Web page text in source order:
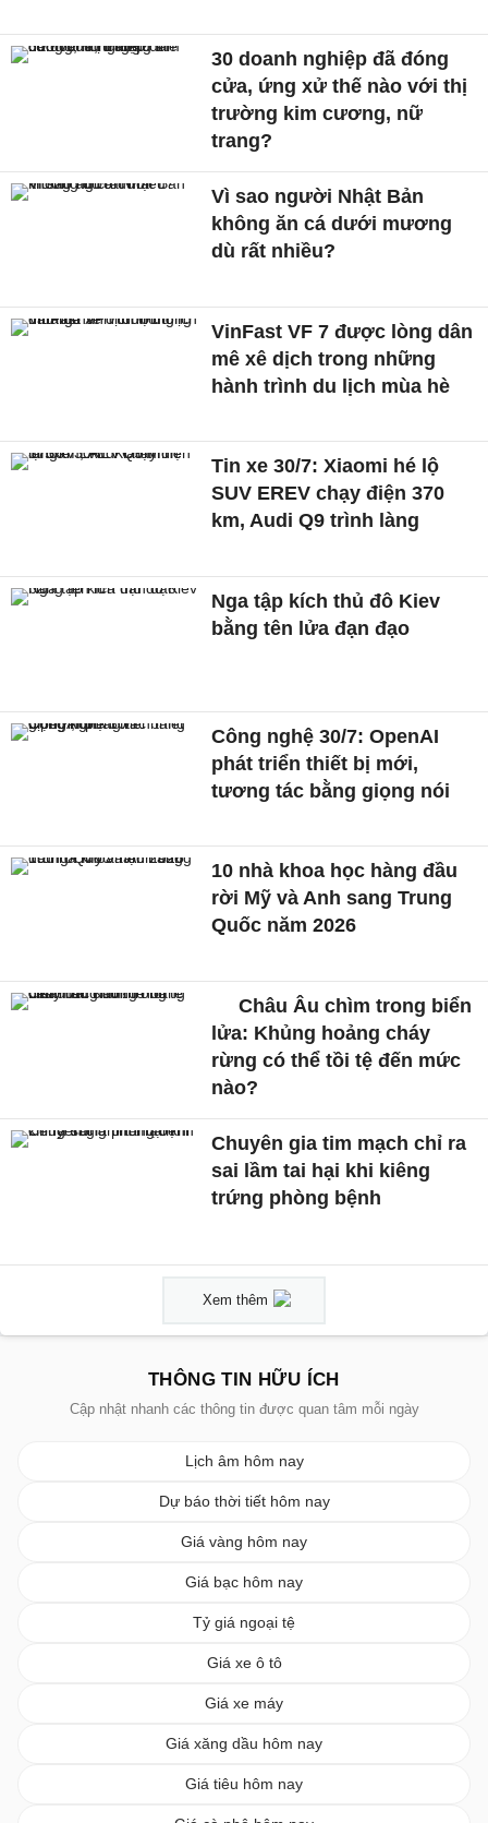
30 doanh nghiệp đã đóng
cửa, ứng xử thế nào với thị
trường kim cương, nữ
trang?
Vì sao người Nhật Bản
không ăn cá dưới mương
dù rất nhiều?
VinFast VF 7 được lòng dân
mê xê dịch trong những
hành trình du lịch mùa hè
Tin xe 30/7: Xiaomi hé lộ
SUV EREV chạy điện 370
km, Audi Q9 trình làng
Nga tập kích thủ đô Kiev
bằng tên lửa đạn đạo
Công nghệ 30/7: OpenAI
phát triển thiết bị mới,
tương tác bằng giọng nói
10 nhà khoa học hàng đầu
rời Mỹ và Anh sang Trung
Quốc năm 2026
Châu Âu chìm trong biển
lửa: Khủng hoảng cháy
rừng có thể tồi tệ đến mức
nào?
Chuyên gia tim mạch chỉ ra
sai lầm tai hại khi kiêng
trứng phòng bệnh
Xem thêm
THÔNG TIN HỮU ÍCH
Cập nhật nhanh các thông tin được quan tâm mỗi ngày
Lịch âm hôm nay
Dự báo thời tiết hôm nay
Giá vàng hôm nay
Giá bạc hôm nay
Tỷ giá ngoại tệ
Giá xe ô tô
Giá xe máy
Giá xăng dầu hôm nay
Giá tiêu hôm nay